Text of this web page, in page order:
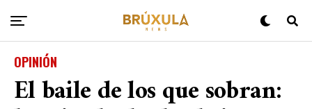
OPINIÓN
El baile de los que sobran: